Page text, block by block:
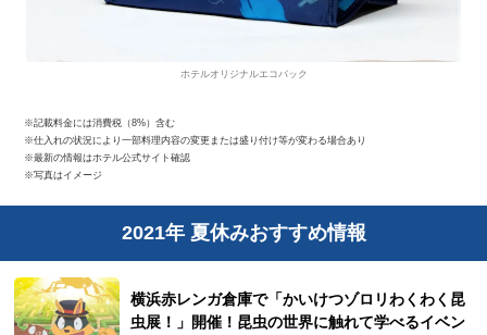
ホテルオリジナルエコバック
※記載料金には消費税（8%）含む
※仕入れの状況により一部料理内容の変更または盛り付け等が変わる場合あり
※最新の情報はホテル公式サイト確認
※写真はイメージ
2021年 夏休みおすすめ情報
横浜赤レンガ倉庫で「かいけつゾロリわくわく昆
虫展！」開催！昆虫の世界に触れて学べるイベン